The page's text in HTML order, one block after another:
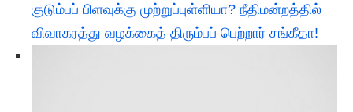
குடும்பப் பிளவுக்கு முற்றுப்புள்ளியா? நீதிமன்றத்தில்
விவாகரத்து வழக்கைத் திரும்பப் பெற்றார் சங்கீதா!